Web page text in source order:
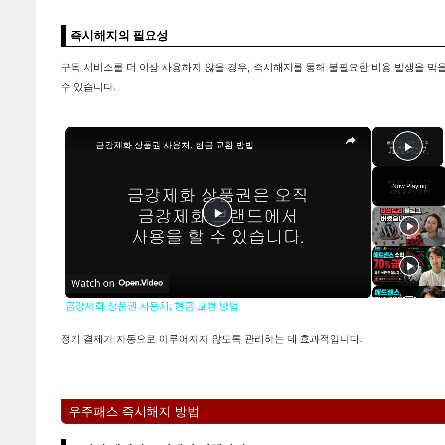
즉시해지의 필요성
구독 서비스를 더 이상 사용하지 않을 경우, 즉시해지를 통해 불필요한 비용 발생을 막
수 있습니다.
×
Play
Now Playing
×
P
y
V
금강제화 상품권 사용처, 현금 교환 방법
Watch on
금강제화 상품권 사용처, 현금 교환 방법
정기 결제가 자동으로 이루어지지 않도록 관리하는 데 효과적입니다.
우주패스 즉시해지 방법